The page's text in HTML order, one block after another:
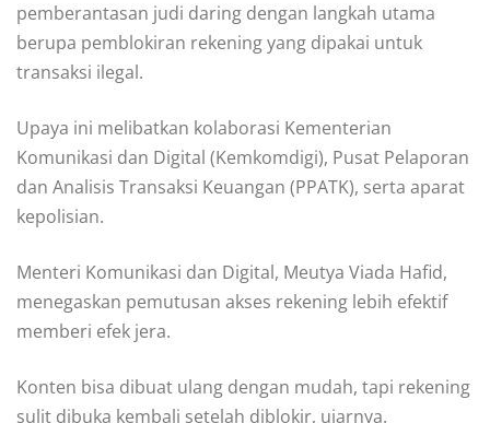
pemberantasan judi daring dengan langkah utama
berupa pemblokiran rekening yang dipakai untuk
transaksi ilegal.
Upaya ini melibatkan kolaborasi Kementerian
Komunikasi dan Digital (Kemkomdigi), Pusat Pelaporan
dan Analisis Transaksi Keuangan (PPATK), serta aparat
kepolisian.
Menteri Komunikasi dan Digital, Meutya Viada Hafid,
menegaskan pemutusan akses rekening lebih efektif
memberi efek jera.
Konten bisa dibuat ulang dengan mudah, tapi rekening
sulit dibuka kembali setelah diblokir, ujarnya.